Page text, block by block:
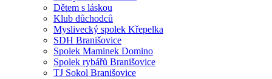
Dětem s láskou
Klub důchodců
Myslivecký spolek Křepelka
SDH Branišovice
Spolek Maminek Domino
Spolek rybářů Branišovice
TJ Sokol Branišovice